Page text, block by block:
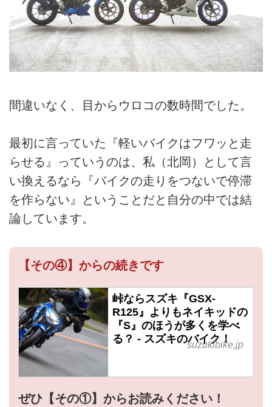
間違いなく、目からウロコの数時間でした。
最初に言っていた『軽いバイクはフワッと走
らせる』っていうのは、私（北岡）として言
い換えるなら『バイクの走りをつないで停滞
を作らない』ということだと自分の中では結
論しています。
【その④】からの続きです
峠ならスズキ『GSX-
R125』よりもネイキッドの
『S』のほうが多くを学べ
る？ - スズキのバイク！
suzukibike.jp
ぜひ【その①】からお読みください！